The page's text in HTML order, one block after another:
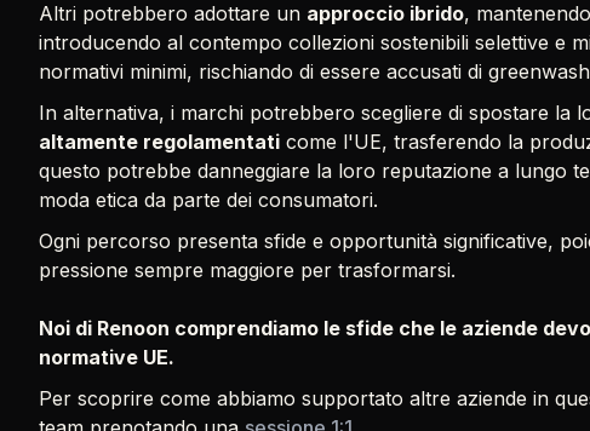
Altri potrebbero adottare un approccio ibrido,
introducendo al contempo collezioni sostenibili selettive e
normativi minimi, rischiando di essere accusati di
In alternativa, i marchi potrebbero scegliere di spostare la
altamente regolamentati come l'UE, trasferendo la
questo potrebbe danneggiare la loro reputazione a lungo
moda etica da parte dei consumatori.
Ogni percorso presenta sfide e opportunità significative,
pressione sempre maggiore per trasformarsi.
Noi di Renoon comprendiamo le sfide che le aziende
normative UE.
Per scoprire come abbiamo supportato altre aziende in